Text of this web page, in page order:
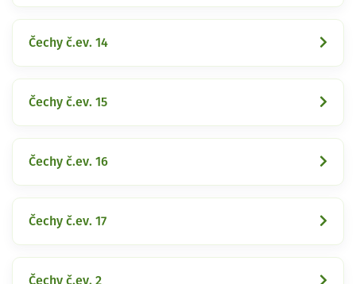
Čechy č.ev. 14
Čechy č.ev. 15
Čechy č.ev. 16
Čechy č.ev. 17
Čechy č.ev. 2